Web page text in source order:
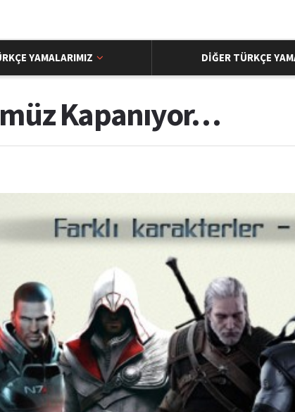
YAMALARIMIZ DIĞER TÜRKÇE
Kapanıyor…